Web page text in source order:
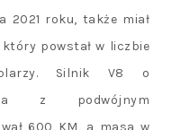
2021 roku, także miał
powstał w liczbie
Silnik V8 o
z podwójnym
600 KM, a masa w